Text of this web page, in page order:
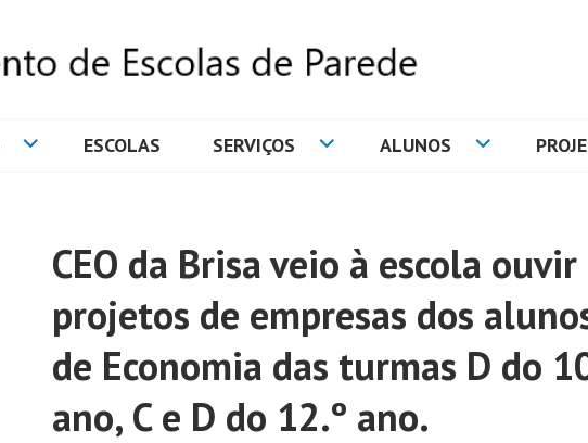
ESCOLAS SERVIÇOS ALUNOS
CEO da Brisa veio à escola ouvir
projetos de empresas dos
de Economia das turmas D do
ano, C e D do 12.º ano.